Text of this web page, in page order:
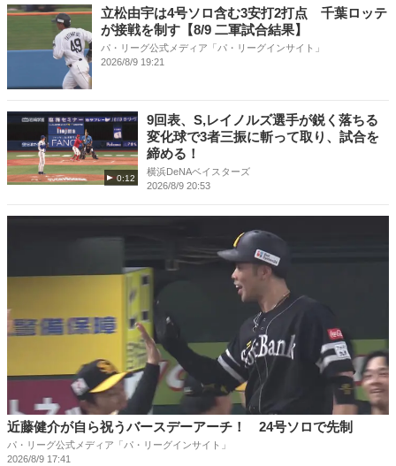
立松由宇は4号ソロ含む3安打2打点 千葉ロッテ
が接戦を制す【8/9 二軍試合結果】
パ・リーグ公式メディア「パ・リーグインサイト」
2026/8/9 19:21
0:12
9回表、S,レイノルズ選手が鋭く落ちる
変化球で3者三振に斬って取り、試合を
締める！
横浜DeNAベイスターズ
2026/8/9 20:53
近藤健介が自ら祝うバースデーアーチ！ 24号ソロで先制
パ・リーグ公式メディア「パ・リーグインサイト」
2026/8/9 17:41